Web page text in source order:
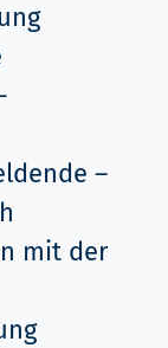
–
mit der